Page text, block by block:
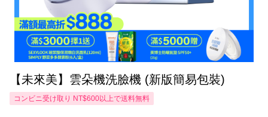
【未來美】雲朵機洗臉機 (新版簡易包裝)
コンビニ受け取り NT$600以上で送料無料